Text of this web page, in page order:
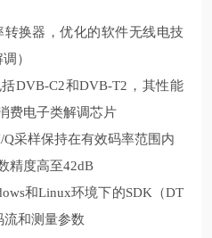
转换器，优化的软件无线电技
）
DVB-C2和DVB-T2 ，其性能
费电子类解调芯片
Q采样保持在有效码率范围内
精度高至42dB
和Linux环境下的SDK （DT
流和测量参数